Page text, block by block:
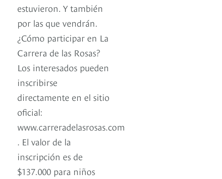
estuvieron. Y también
por las que vendrán.
¿Cómo participar en La
Carrera de las Rosas?
Los interesados pueden
inscribirse
directamente en el sitio
oficial:
www.carreradelasrosas.com
. El valor de la
inscripción es de
$137.000 para niños